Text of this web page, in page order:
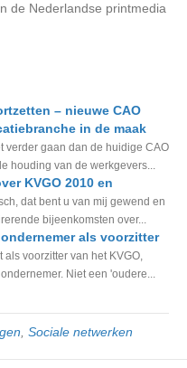
de Nederlandse printmedia
– nieuwe CAO
in de maak
verder gaan dan de huidige CAO
houding van de werkgevers...
KVGO 2010 en
dat bent u van mij gewend en
bijeenkomsten over...
als voorzitter
voorzitter van het KVGO,
Niet een 'oudere...
Sociale netwerken